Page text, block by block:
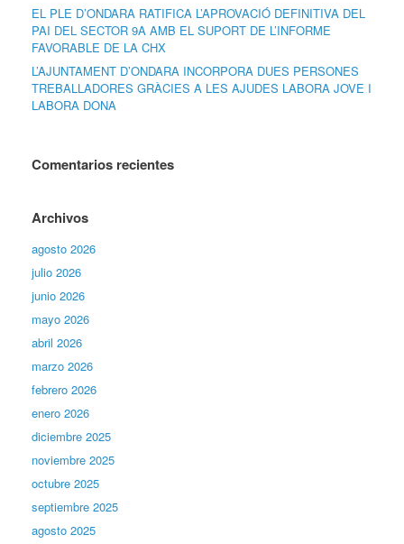
EL PLE D’ONDARA RATIFICA L’APROVACIÓ DEFINITIVA DEL
PAI DEL SECTOR 9A AMB EL SUPORT DE L’INFORME
FAVORABLE DE LA CHX
L’AJUNTAMENT D’ONDARA INCORPORA DUES PERSONES
TREBALLADORES GRÀCIES A LES AJUDES LABORA JOVE I
LABORA DONA
Comentarios recientes
Archivos
agosto 2026
julio 2026
junio 2026
mayo 2026
abril 2026
marzo 2026
febrero 2026
enero 2026
diciembre 2025
noviembre 2025
octubre 2025
septiembre 2025
agosto 2025